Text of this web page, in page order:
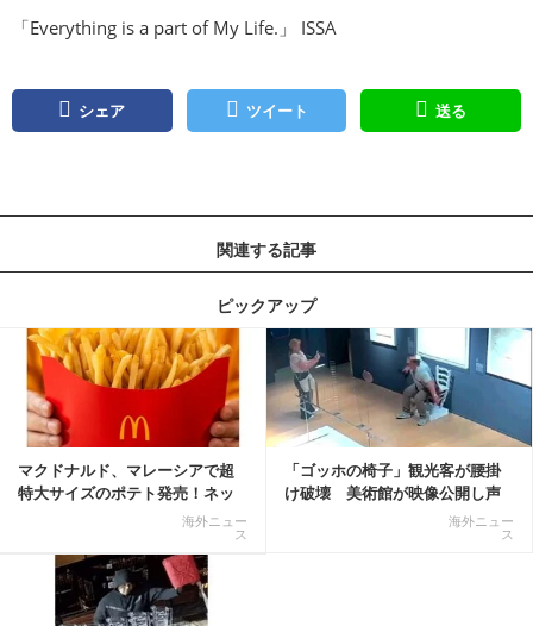
「Everything is a part of My Life.」 ISSA
シェア ツイート 送る
関連する記事
ピックアップ
マクドナルド、マレーシアで超
特大サイズのポテト発売！ネッ
海外ニュー
ス
「ゴッホの椅子」観光客が腰掛
け破壊 美術館が映像公開し声
海外ニュー
ス
記事を読む